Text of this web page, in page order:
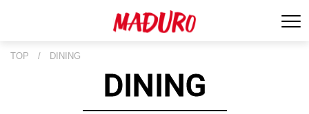
TOP / DINING
DINING